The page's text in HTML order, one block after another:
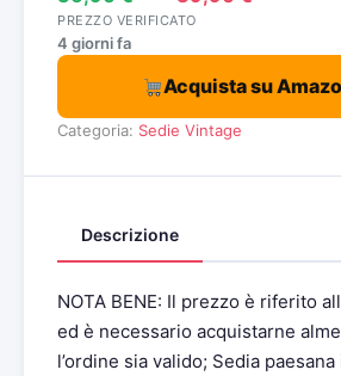
PREZZO VERIFICATO
4 giorni fa
Acquista su
Categoria: Sedie Vintage
Descrizione
NOTA BENE: Il prezzo è riferito
ed è necessario acquistarne
l’ordine sia valido; Sedia